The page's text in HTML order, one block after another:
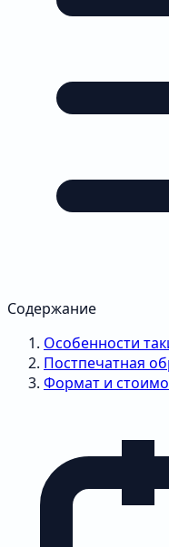
Содержание
Особенности
Постпечатная
Формат и